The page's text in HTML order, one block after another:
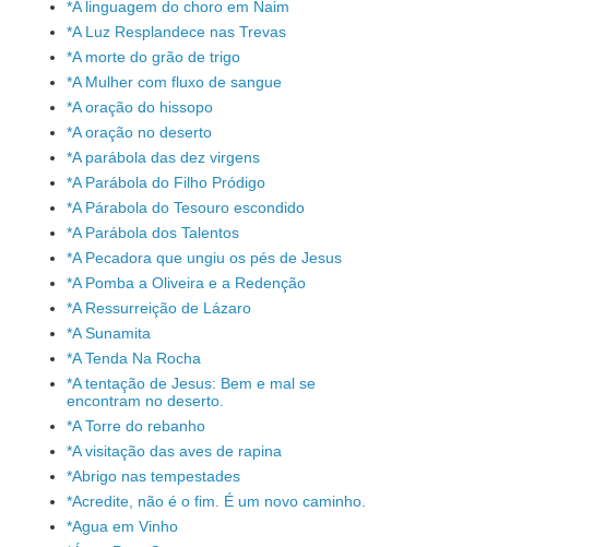
*A linguagem do choro em Naim
*A Luz Resplandece nas Trevas
*A morte do grão de trigo
*A Mulher com fluxo de sangue
*A oração do hissopo
*A oração no deserto
*A parábola das dez virgens
*A Parábola do Filho Pródigo
*A Párabola do Tesouro escondido
*A Parábola dos Talentos
*A Pecadora que ungiu os pés de Jesus
*A Pomba a Oliveira e a Redenção
*A Ressurreição de Lázaro
*A Sunamita
*A Tenda Na Rocha
*A tentação de Jesus: Bem e mal se
encontram no deserto.
*A Torre do rebanho
*A visitação das aves de rapina
*Abrigo nas tempestades
*Acredite, não é o fim. É um novo caminho.
*Agua em Vinho